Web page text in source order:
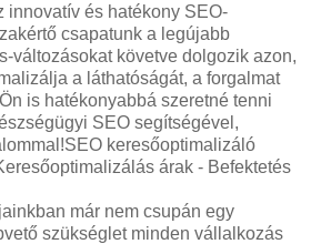
innovatív és hatékony SEO-
csapatunk a legújabb
változásokat követve dolgozik azon,
a láthatóságát, a forgalmat
is hatékonyabbá szeretné tenni
SEO segítségével,
keresőoptimalizáló
árak - Befektetés
már nem csupán egy
szükséglet minden vállalkozás